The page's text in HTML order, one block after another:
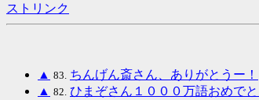
ストリンク
▲ 83. ちんげん斎さん、ありがとうー！
▲ 82. ひまぞさん１０００万語おめでと